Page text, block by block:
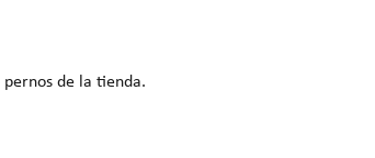
de la tienda.